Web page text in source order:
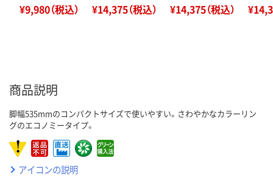
¥9,980（税込） ¥14,375（税込） ¥14,375（税込）
商品説明
脚幅535mmのコンパクトサイズで使いやすい。さわやかなカラーリン
グのエコノミータイプ。
アイコンの説明